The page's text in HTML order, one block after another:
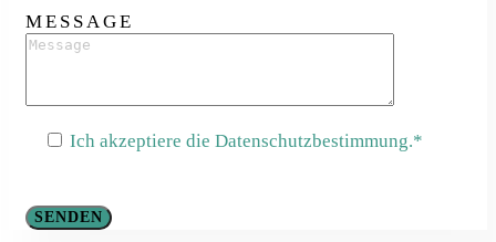
MESSAGE
Ich akzeptiere die Datenschutzbestimmung.*